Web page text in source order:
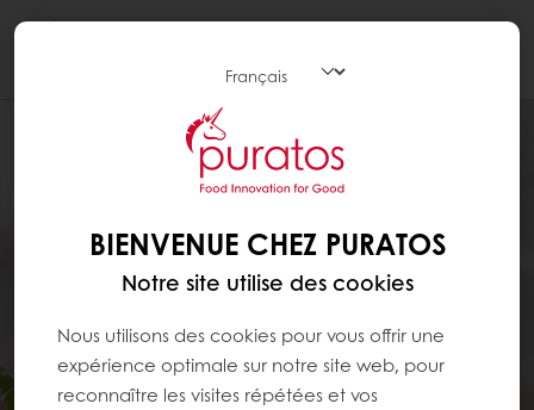
BIENVENUE CHEZ PURATOS
Notre site utilise des cookies
Nous utilisons des cookies pour vous offrir une
expérience optimale sur notre site web, pour
reconnaître les visites répétées et vos